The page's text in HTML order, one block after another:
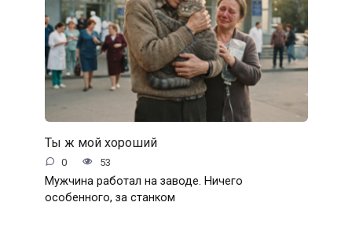
Ты ж мой хороший
0 53
Мужчина работал на заводе. Ничего
особенного, за станком